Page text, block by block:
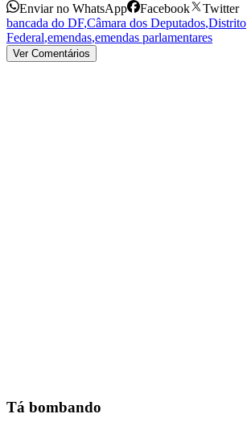
Enviar no WhatsApp Facebook
Twitter
bancada do DF,Câmara dos Deputados,Distrito
Federal,emendas,emendas parlamentares
Ver Comentários
Tá bombando